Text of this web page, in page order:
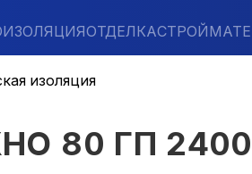
ОТДЕЛКА
изоляция
80 ГП